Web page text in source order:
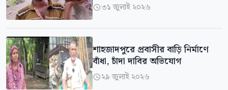
৩১ জুলাই ২০২৬
শাহজাদপুরে প্রবাসীর বাড়ি নির্মাণে
বাঁধা, চাঁদা দাবির অভিযোগ
২৯ জুলাই ২০২৬